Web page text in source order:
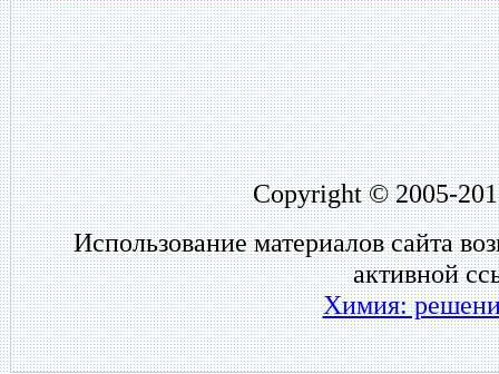
Copyright © 2005-
Использование материалов сайта
активной
Химия: